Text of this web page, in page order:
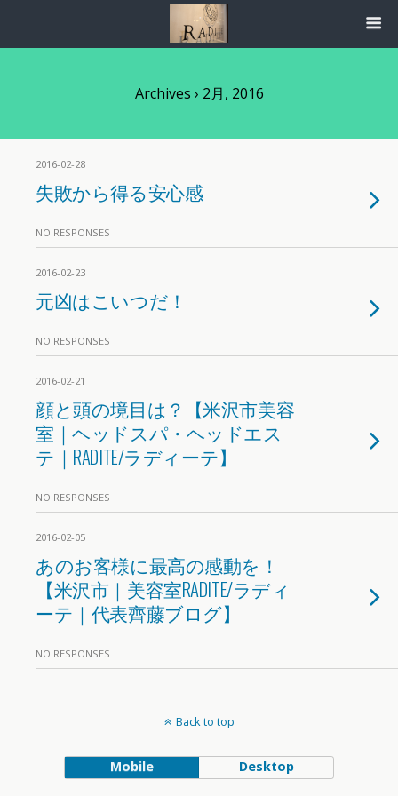
Archives › 2月, 2016
2016-02-28
失敗から得る安心感
NO RESPONSES
2016-02-23
元凶はこいつだ！
NO RESPONSES
2016-02-21
顔と頭の境目は？【米沢市美容
室｜ヘッドスパ・ヘッドエス
テ｜RADITE/ラディーテ】
NO RESPONSES
2016-02-05
あのお客様に最高の感動を！
【米沢市｜美容室RADITE/ラディ
ーテ｜代表齊藤ブログ】
NO RESPONSES
Back to top
Mobile Desktop